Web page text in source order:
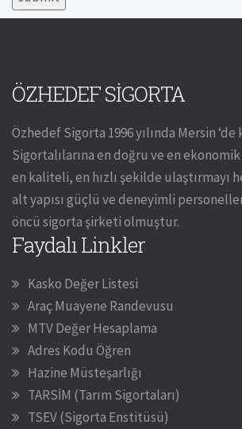
ÖZHEDEF SİGORTA
Özhedef Sigorta 1996 yılında Mersin
Sigortalılarına en doğru ve en
en kaliteli, en hızlı şekilde ulaştırmayı
alt yapısı güçlü ve deneyimli
öncü sigorta şirketi olmuştur.
Faydalı Linkler
Kasko Değer Listesi
Araç Muayene Randevusu
MTV Değer Hesaplama
Adres Kodu Öğren
Hazine Müsteşarlığı
TARSİM (Tarım Sigortaları)
TSEV (Sigorta Enstitüsü)